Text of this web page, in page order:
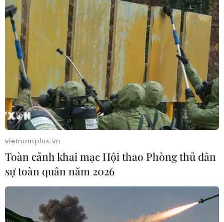
09/08/2026 06:20
Mưa lớn gây ngập cục bộ, chia cắt
một số khu vực miền núi Quảng Trị
09/08/2026 04:35
Bão Dolphin gây ảnh hưởng diện
du khách mắc kẹt
09/08/2026 03:52
vietnamplus.vn
Toàn cảnh khai mạc Hội thao Phòng thủ dân
sự toàn quân năm 2026